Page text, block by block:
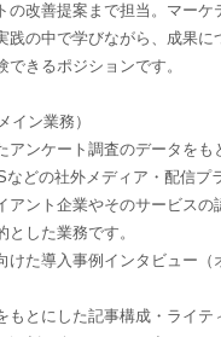
の改善提案まで担当。マーケ
践の中で学びながら、成果に
できるポジションです。
イン業務）
アンケート調査のデータをも
などの社外メディア・配信プ
アント企業やそのサービスの
とした業務です。
けた導入事例インタビュー（
もとにした記事構成・ライテ